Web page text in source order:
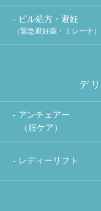
- ピル処方・避妊
（緊急避妊薬・ミレーナ）
デ
- アンチェアー
（腟ケア）
- レディーリフト